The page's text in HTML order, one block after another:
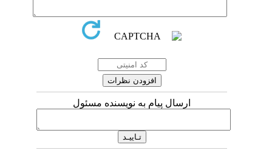
ارسال پیام به نویسنده مسئول